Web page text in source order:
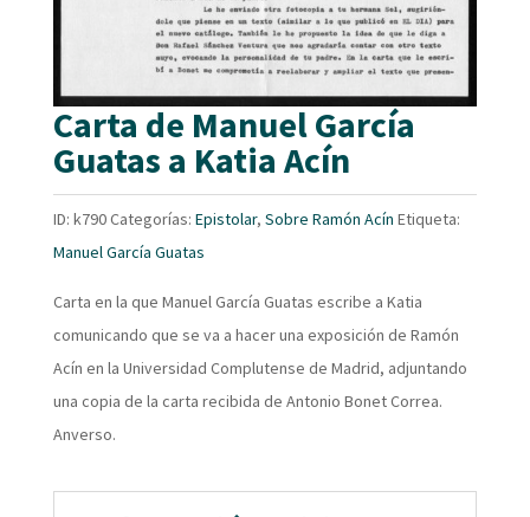
Carta de Manuel García
Guatas a Katia Acín
ID: k790Categorías: Epistolar, Sobre Ramón Acín Etiqueta:
Manuel García Guatas
Carta en la que Manuel García Guatas escribe a Katia
comunicando que se va a hacer una exposición de Ramón
Acín en la Universidad Complutense de Madrid, adjuntando
una copia de la carta recibida de Antonio Bonet Correa.
Anverso.